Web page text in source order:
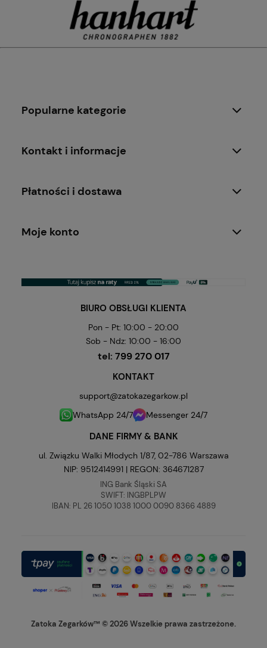
Popularne kategorie
Kontakt i informacje
Płatności i dostawa
Moje konto
BIURO OBSŁUGI KLIENTA
Pon - Pt: 10:00 - 20:00
Sob - Ndz: 10:00 - 16:00
tel: 799 270 017
KONTAKT
support@zatokazegarkow.pl
WhatsApp 24/7
Messenger 24/7
DANE FIRMY & BANK
ul. Związku Walki Młodych 1/87, 02-786 Warszawa
NIP: 9512414991 | REGON: 364671287
ING Bank Śląski SA
SWIFT: INGBPLPW
IBAN: PL 26 1050 1038 1000 0090 8366 4889
Zatoka Zegarków™ © 2026 Wszelkie prawa zastrzeżone.